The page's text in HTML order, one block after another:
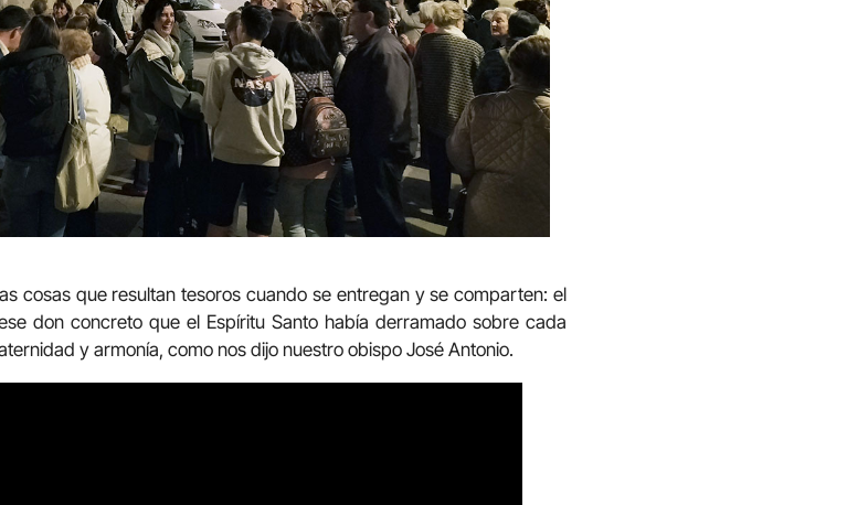
cosas que resultan tesoros cuando se entregan y se comparten: el
don concreto que el Espíritu Santo había derramado sobre cada
y armonía, como nos dijo nuestro obispo José Antonio.